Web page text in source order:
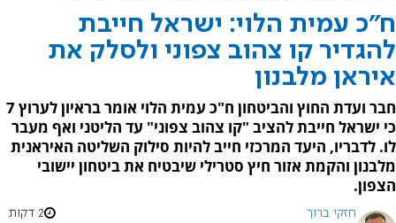
ח"כ עמית הלוי: ישראל חייבת
להגדיר קו צהוב צפוני ולסלק את
איראן מלבנון
חבר ועדת החוץ והביטחון ח"כ עמית הלוי אומר בראיון לערוץ 7
כי ישראל חייבת להציב "קו צהוב צפוני" עד הליטני ואף מעבר
לו. לדבריו, היעד המרכזי חייב להיות סילוק השליטה האיראנית
מלבנון והקמת אזור חיץ סטרילי שיבטיח את ביטחון יישובי
הצפון.
חזקי ברוך 2 דקות